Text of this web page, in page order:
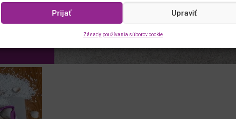
Prijať Upraviť
Zásady používania súborov cookie